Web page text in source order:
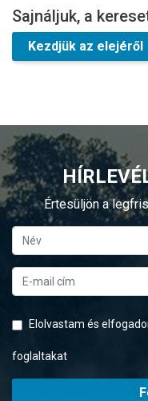
Sajnáljuk, a
Kezdjük az elejéről
Értesüljön a
Elolvastam és
foglaltakat